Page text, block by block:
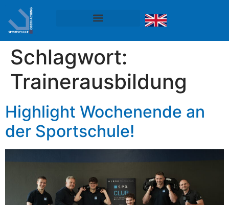
Schlagwort:
Trainerausbildung
Highlight Wochenende an
der Sportschule!